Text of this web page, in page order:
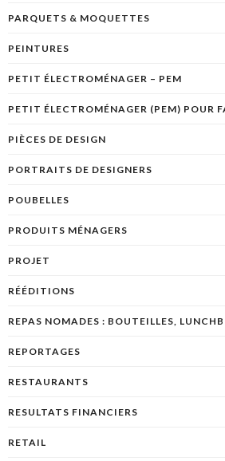
PARQUETS & MOQUETTES
PEINTURES
PETIT ÉLECTROMÉNAGER – PEM
PETIT ÉLECTROMÉNAGER (PEM) POUR
PIÈCES DE DESIGN
PORTRAITS DE DESIGNERS
POUBELLES
PRODUITS MÉNAGERS
PROJET
RÉÉDITIONS
REPAS NOMADES : BOUTEILLES,
REPORTAGES
RESTAURANTS
RESULTATS FINANCIERS
RETAIL